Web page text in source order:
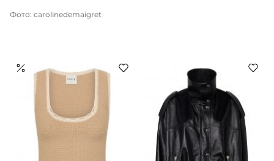
Фото: carolinedemaigret